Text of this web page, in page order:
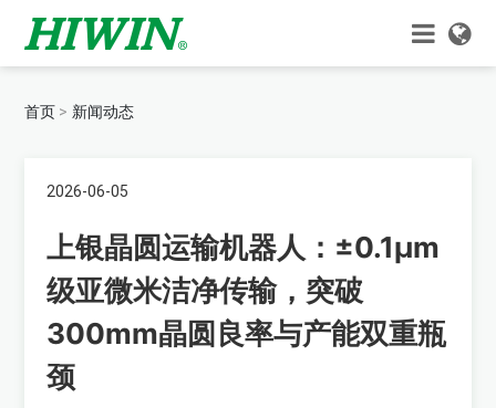
首页 新闻动态
2026-06-05
上银晶圆运输机器人：±0.1μm
级亚微米洁净传输，突破
300mm晶圆良率与产能双重瓶
颈